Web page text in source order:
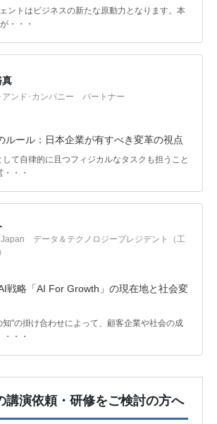
ントはビジネスの新たな原動力となります。本
・・・
真
アンド･カンパニー パートナー
ルール：日本企業が有すべき変革の視点
て自律的に且つフィジカルなタスクも担うこと
・・
データ＆テクノロジープレジデント（工
戦略「AI For Growth」の現在地と社会変
知"の掛け合わせによって、顧客企業や社会の成
・・
講演依頼・研修をご検討の方へ